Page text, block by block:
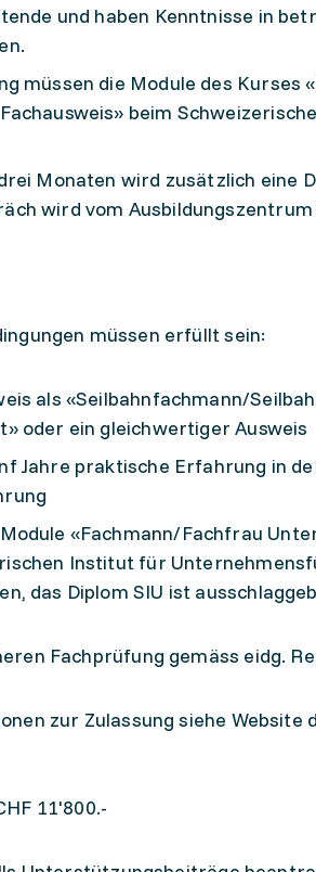
und haben Kenntnisse in
müssen die Module des
beim
Monaten wird zusätzlich eine
wird vom
müssen erfüllt sein:
als «Seilbahnfachmann/
oder ein gleichwertiger Ausweis
Jahre praktische Erfahrung in
«Fachmann/Fachfrau
Institut für
das Diplom SIU ist
Fachprüfung gemäss eidg.
zur Zulassung siehe Website
11'800.-